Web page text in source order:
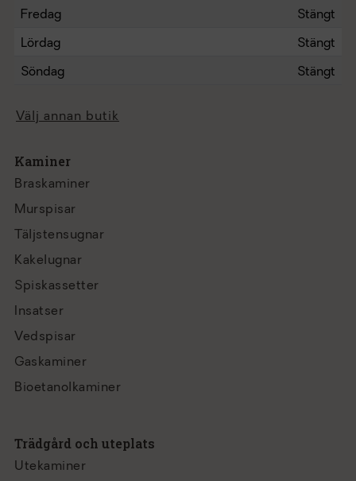
Fredag Stängt
Lördag Stängt
Söndag Stängt
Välj annan butik
Kaminer
Braskaminer
Murspisar
Täljstensugnar
Kakelugnar
Spiskassetter
Insatser
Vedspisar
Gaskaminer
Bioetanolkaminer
Trädgård och uteplats
Utekaminer